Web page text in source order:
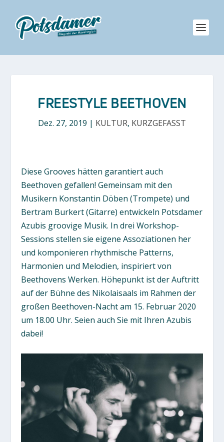
FREESTYLE BEETHOVEN
Dez. 27, 2019 | KULTUR, KURZGEFASST
Diese Grooves hätten garantiert auch
Beethoven gefallen! Gemeinsam mit den
Musikern Konstantin Döben (Trompete) und
Bertram Burkert (Gitarre) entwickeln Potsdamer
Azubis groovige Musik. In drei Workshop-
Sessions stellen sie eigene Assoziationen her
und komponieren rhythmische Patterns,
Harmonien und Melodien, inspiriert von
Beethovens Werken. Höhepunkt ist der Auftritt
auf der Bühne des Nikolaisaals im Rahmen der
großen Beethoven-Nacht am 15. Februar 2020
um 18.00 Uhr. Seien auch Sie mit Ihren Azubis
dabei!